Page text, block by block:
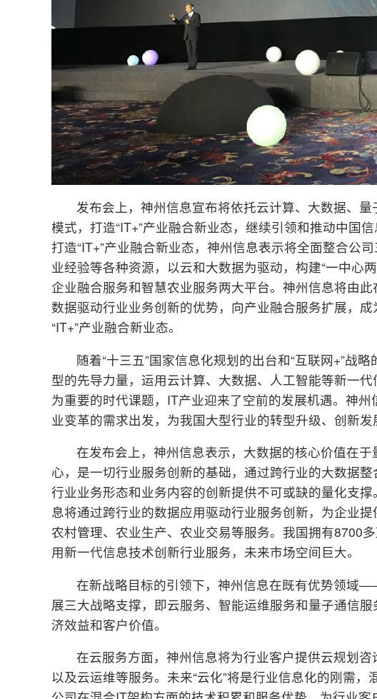
发布会上，神州信息宣布将依托云计算、大数据、
模式，打造“IT+”产业融合新业态，继续引领和推动中国
打造“IT+”产业融合新业态，神州信息表示将全面整合公
业经验等各种资源，以云和大数据为驱动，构建“一中心
企业融合服务和智慧农业服务两大平台。神州信息将由
数据驱动行业业务创新的优势，向产业融合服务扩展，
“IT+”产业融合新业态。
随着“十三五”国家信息化规划的出台和“互联网+”战
型的先导力量，运用云计算、大数据、人工智能等新一
为重要的时代课题，IT产业迎来了空前的发展机遇。神
业变革的需求出发，为我国大型行业的转型升级、创新发
在发布会上，神州信息表示，大数据的核心价值在
心，是一切行业服务创新的基础，通过跨行业的大数据
行业业务形态和业务内容的创新提供不可或缺的量化支
息将通过跨行业的数据应用驱动行业服务创新，为企业
农村管理、农业生产、农业交易等服务。我国拥有8700
用新一代信息技术创新行业服务，未来市场空间巨大。
在新战略目标的引领下，神州信息在既有优势领域
展三大战略支撑，即云服务、智能运维服务和量子通信
济效益和客户价值。
在云服务方面，神州信息将为行业客户提供云规划
以及云运维等服务。未来“云化”将是行业信息化的刚需